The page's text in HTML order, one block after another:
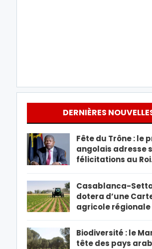
DERNIÈRES
Fête du Trône : le
angolais adresse
félicitations au
Casablanca-
dotera d’une
agricole
Biodiversité : le
tête des pays